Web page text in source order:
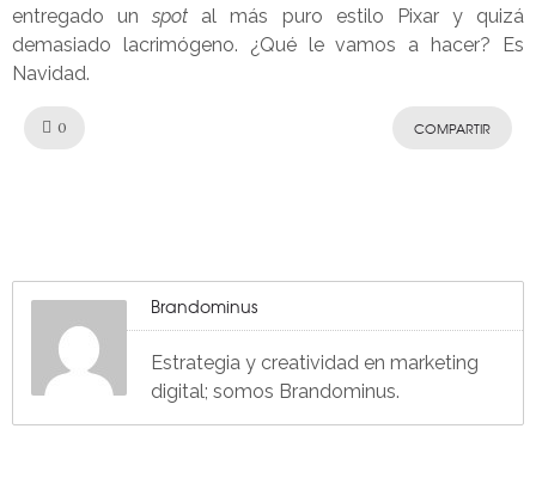
entregado unspot al más puro estilo Pixar y quizá
demasiado lacrimógeno. ¿Qué le vamos a hacer? Es
Navidad.
0 COMPARTIR
Brandominus
Estrategia y creatividad en marketing
digital; somos Brandominus.